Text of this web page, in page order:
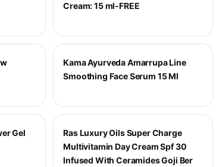
Cream: 15 ml-FREE
Kama Ayurveda Amarrupa Line
Smoothing Face Serum 15 Ml
Gel
Ras Luxury Oils Super Charge
Multivitamin Day Cream Spf 30
Infused With Ceramides Goji Ber